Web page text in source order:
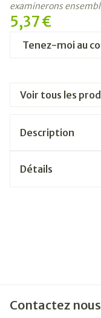
5,37 €
Tenez-moi au
examinerons
Voir tous les
Description
Détails
Contactez nous